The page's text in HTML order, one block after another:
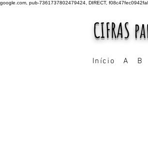
google.com, pub-7361737802479424, DIRECT,
CIFRAS
Início A B